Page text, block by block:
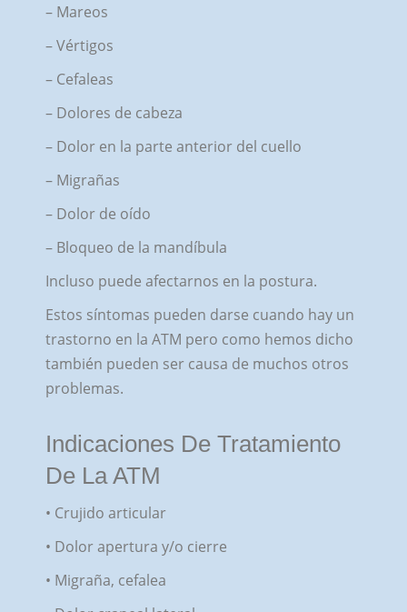
– Mareos
– Vértigos
– Cefaleas
– Dolores de cabeza
– Dolor en la parte anterior del cuello
– Migrañas
– Dolor de oído
– Bloqueo de la mandíbula
Incluso puede afectarnos en la postura.
Estos síntomas pueden darse cuando hay un
trastorno en la ATM pero como hemos dicho
también pueden ser causa de muchos otros
problemas.
Indicaciones De Tratamiento
De La ATM
• Crujido articular
• Dolor apertura y/o cierre
• Migraña, cefalea